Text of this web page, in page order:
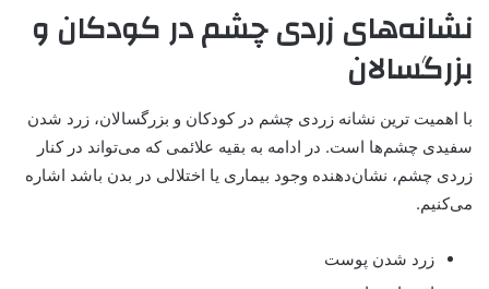
نشانه‌های زردی چشم در کودکان و
بزرگسالان
با اهمیت ترین نشانه زردی چشم در کودکان و بزرگسالان، زرد شدن
سفیدی چشم‌ها است. در ادامه به بقیه علائمی که می‌تواند در کنار
زردی چشم، نشان‌دهنده وجود بیماری یا اختلالی در بدن باشد اشاره
می‌کنیم.
زرد شدن پوست